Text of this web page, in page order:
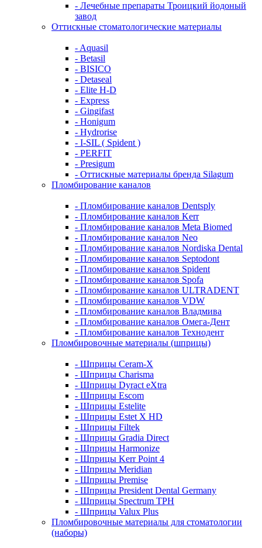
- Лечебные препараты Троицкий йодоный
завод
Оттискные стоматологические материалы
- Aquasil
- Betasil
- BISICO
- Detaseal
- Elite H-D
- Express
- Gingifast
- Honigum
- Hydrorise
- I-SIL ( Spident )
- PERFIT
- Presigum
- Оттискные материалы бренда Silagum
Пломбирование каналов
- Пломбирование каналов Dentsply
- Пломбирование каналов Kerr
- Пломбирование каналов Meta Biomed
- Пломбирование каналов Neo
- Пломбирование каналов Nordiska Dental
- Пломбирование каналов Septodont
- Пломбирование каналов Spident
- Пломбирование каналов Spofa
- Пломбирование каналов ULTRADENT
- Пломбирование каналов VDW
- Пломбирование каналов Владмива
- Пломбирование каналов Омега-Дент
- Пломбирование каналов Технодент
Пломбировочные материалы (шприцы)
- Шприцы Ceram-X
- Шприцы Charisma
- Шприцы Dyract eXtra
- Шприцы Escom
- Шприцы Estelite
- Шприцы Estet X HD
- Шприцы Filtek
- Шприцы Gradia Direct
- Шприцы Harmonize
- Шприцы Kerr Point 4
- Шприцы Meridian
- Шприцы Premise
- Шприцы President Dental Germany
- Шприцы Spectrum TPH
- Шприцы Valux Plus
Пломбировочные материалы для стоматологии
(наборы)